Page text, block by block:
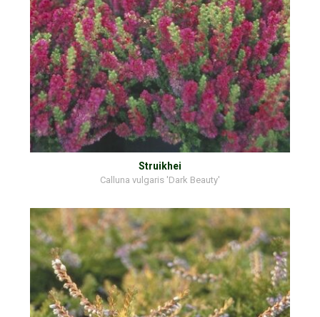
Struikhei
Calluna vulgaris 'Dark Beauty'